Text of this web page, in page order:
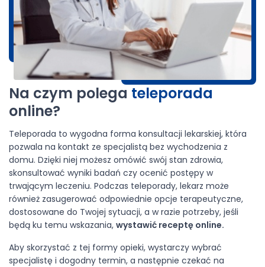
Na czym polega teleporada
online?
Teleporada to wygodna forma konsultacji lekarskiej, która
pozwala na kontakt ze specjalistą bez wychodzenia z
domu. Dzięki niej możesz omówić swój stan zdrowia,
skonsultować wyniki badań czy ocenić postępy w
trwającym leczeniu. Podczas teleporady, lekarz może
również zasugerować odpowiednie opcje terapeutyczne,
dostosowane do Twojej sytuacji, a w razie potrzeby, jeśli
będą ku temu wskazania, wystawić receptę online.
Aby skorzystać z tej formy opieki, wystarczy wybrać
specjalistę i dogodny termin, a następnie czekać na